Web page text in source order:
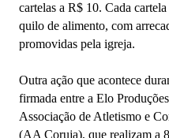
cartelas a R$ 10. Cada
quilo de alimento, com
promovidas pela igreja.
Outra ação que acontece
firmada entre a Elo
Associação de Atletismo e
(AA Coruja), que realizam a